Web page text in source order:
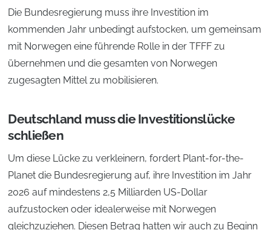
Die Bundesregierung muss ihre Investition im
kommenden Jahr unbedingt aufstocken, um gemeinsam
mit Norwegen eine führende Rolle in der TFFF zu
übernehmen und die gesamten von Norwegen
zugesagten Mittel zu mobilisieren.
Deutschland muss die Investitionslücke
schließen
Um diese Lücke zu verkleinern, fordert Plant-for-the-
Planet die Bundesregierung auf, ihre Investition im Jahr
2026 auf mindestens 2,5 Milliarden US-Dollar
aufzustocken oder idealerweise mit Norwegen
gleichzuziehen. Diesen Betrag hatten wir auch zu Beginn